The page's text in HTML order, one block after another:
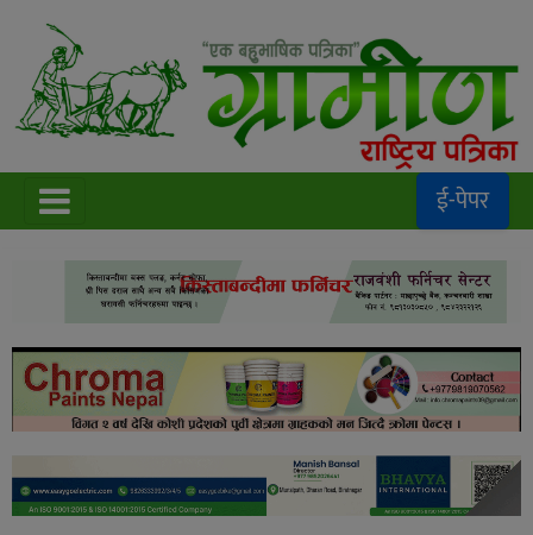
ई-पेपर